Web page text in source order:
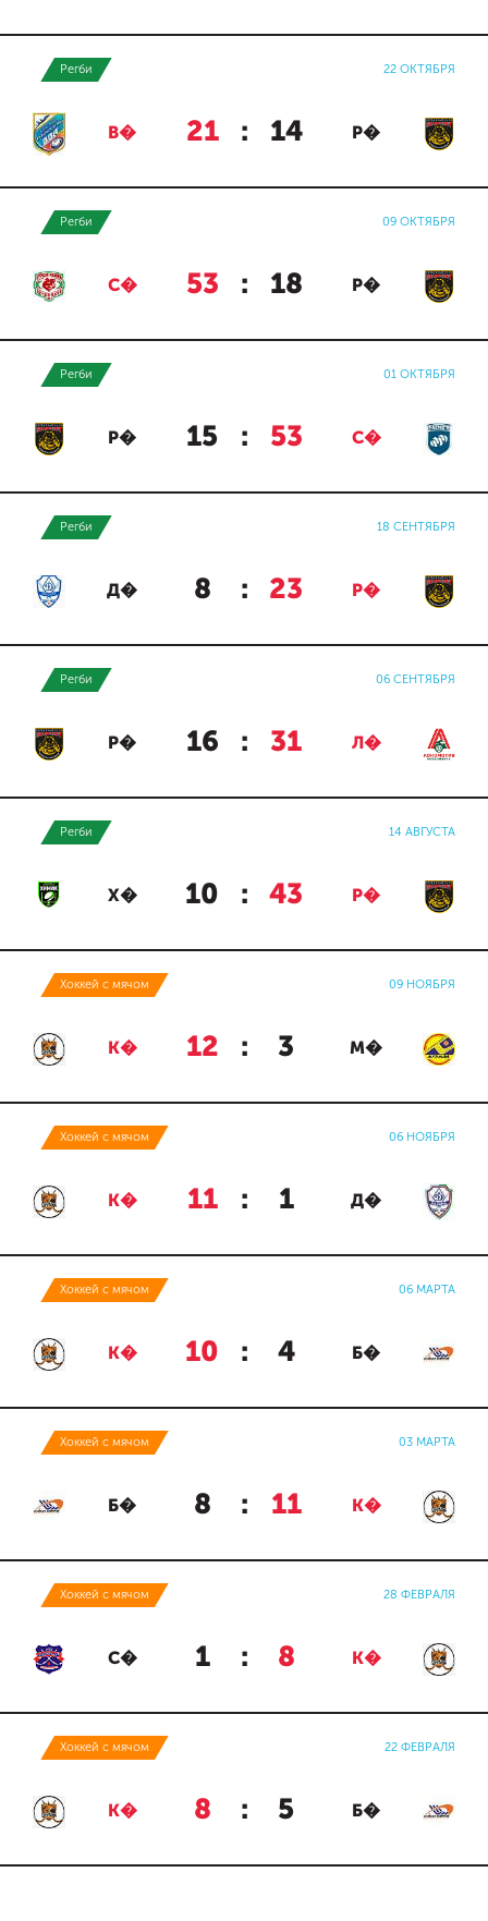
Регби 22 ОКТЯБРЯ
В� 21 : 14 Р�
Регби 09 ОКТЯБРЯ
С� 53 : 18 Р�
Регби 01 ОКТЯБРЯ
Р� 15 : 53 С�
Регби 18 СЕНТЯБРЯ
Д� 8 : 23 Р�
Регби 06 СЕНТЯБРЯ
Р� 16 : 31 Л�
Регби 14 АВГУСТА
Х� 10 : 43 Р�
Хоккей с мячом 09 НОЯБРЯ
К� 12 : 3 М�
Хоккей с мячом 06 НОЯБРЯ
К� 11 : 1 Д�
Хоккей с мячом 06 МАРТА
К� 10 : 4 Б�
Хоккей с мячом 03 МАРТА
Б� 8 : 11 К�
Хоккей с мячом 28 ФЕВРАЛЯ
С� 1 : 8 К�
Хоккей с мячом 22 ФЕВРАЛЯ
К� 8 : 5 Б�